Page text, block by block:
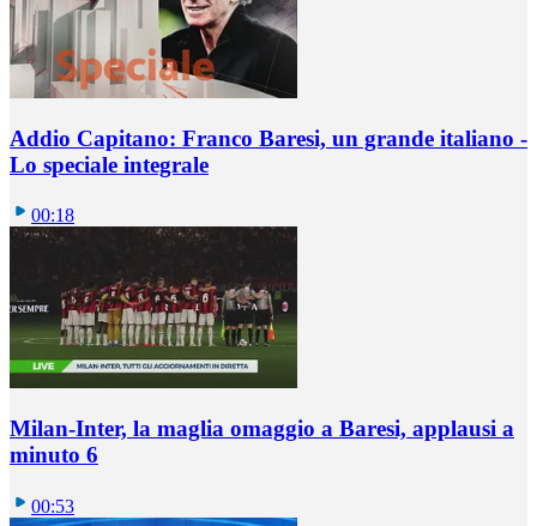
Addio Capitano: Franco Baresi, un grande italiano -
Lo speciale integrale
00:18
Milan-Inter, la maglia omaggio a Baresi, applausi a
minuto 6
00:53